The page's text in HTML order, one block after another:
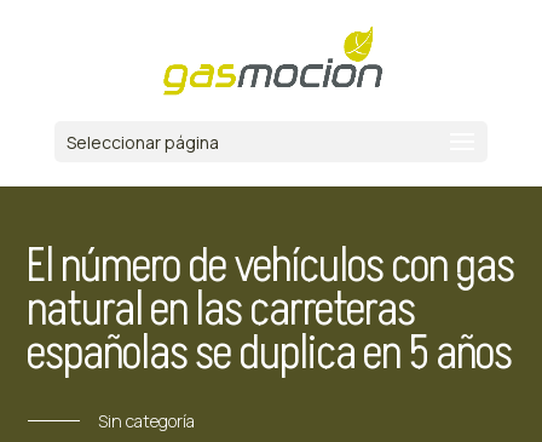
Seleccionar página
El número de vehículos con gas
natural en las carreteras
españolas se duplica en 5 años
Sin categoría